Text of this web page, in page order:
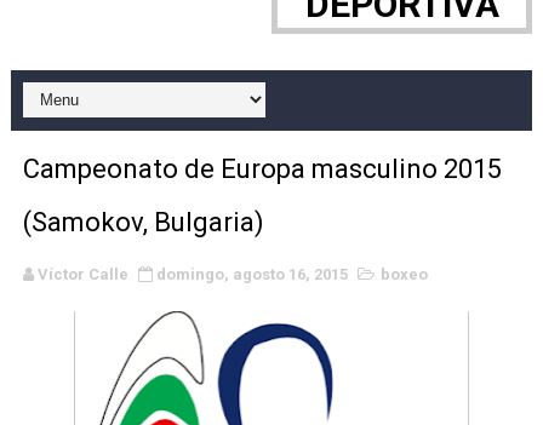
Canadian Elite Basketball League 2026 - CEBL Finals
Canadian Football League 2026 - Week 10
EFA y AFLE 2026 - Regular season
WWE NXT - Myles Borne y Tavion Heights ponen fin
Grandes éxitos por fin para Chelsea Green, Chad
Campeonato de Europa masculino 2015
(Samokov, Bulgaria)
Víctor Calle domingo, agosto 16, 2015 boxeo